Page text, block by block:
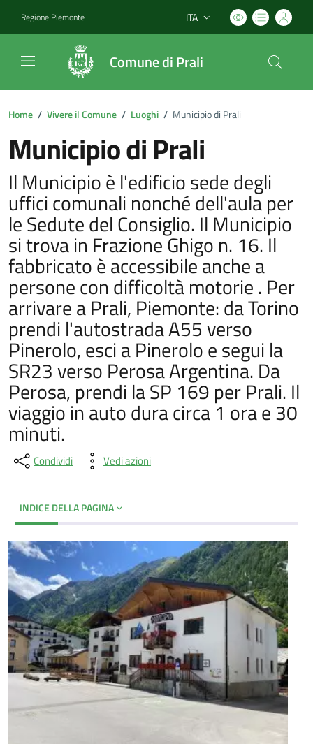
Regione Piemonte Lingua attiva:
ITA
Comune di Prali
Home / Vivere il Comune / Luoghi / Municipio di Prali
Municipio di Prali
Il Municipio è l'edificio sede degli
uffici comunali nonché dell'aula per
le Sedute del Consiglio. Il Municipio
si trova in Frazione Ghigo n. 16. Il
fabbricato è accessibile anche a
persone con difficoltà motorie . Per
arrivare a Prali, Piemonte: da Torino
prendi l'autostrada A55 verso
Pinerolo, esci a Pinerolo e segui la
SR23 verso Perosa Argentina. Da
Perosa, prendi la SP 169 per Prali. Il
viaggio in auto dura circa 1 ora e 30
minuti.
Condividi Vedi azioni
INDICE DELLA PAGINA